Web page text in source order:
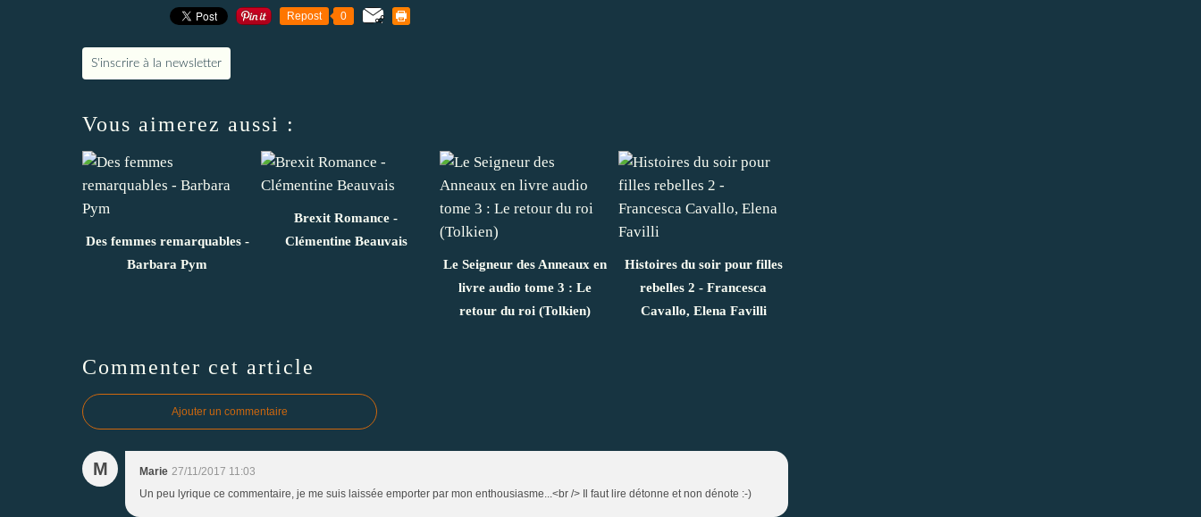
Repost 0
S'inscrire à la newsletter
Vous aimerez aussi :
Des femmes remarquables -
Barbara Pym
Brexit Romance -
Clémentine Beauvais
Le Seigneur des Anneaux en
livre audio tome 3 : Le
retour du roi (Tolkien)
Histoires du soir pour filles
rebelles 2 - Francesca
Cavallo, Elena Favilli
Commenter cet article
Ajouter un commentaire
M Marie 27/11/2017 11:03
Un peu lyrique ce commentaire, je me suis laissée emporter par mon enthousiasme...<br /> Il faut lire détonne et non dénote :-)